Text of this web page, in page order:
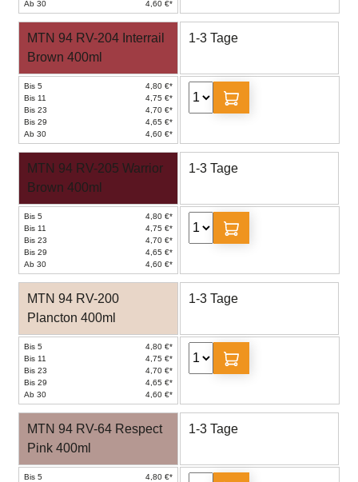
Ab 30
4,60 €*
MTN 94 RV-204 Interrail
Brown 400ml
1-3 Tage
Bis 5
4,80 €*
Bis 11
4,75 €*
Bis 23
4,70 €*
Bis 29
4,65 €*
Ab 30
4,60 €*
MTN 94 RV-205 Warrior
Brown 400ml
1-3 Tage
Bis 5
4,80 €*
Bis 11
4,75 €*
Bis 23
4,70 €*
Bis 29
4,65 €*
Ab 30
4,60 €*
MTN 94 RV-200
Plancton 400ml
1-3 Tage
Bis 5
4,80 €*
Bis 11
4,75 €*
Bis 23
4,70 €*
Bis 29
4,65 €*
Ab 30
4,60 €*
MTN 94 RV-64 Respect
Pink 400ml
1-3 Tage
Bis 5
4,80 €*